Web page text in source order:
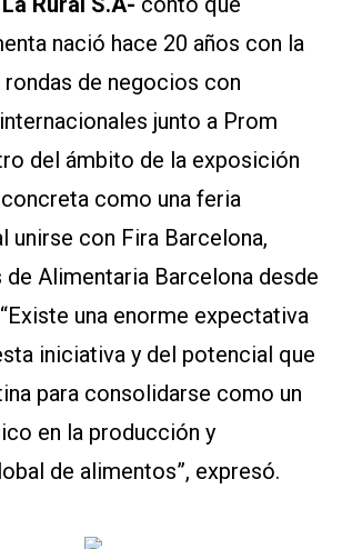
nació hace 20 años con la
de negocios con
junto a Prom
del ámbito de la exposición
concreta como una feria
unirse con Fira Barcelona,
Alimentaria Barcelona desde
una enorme expectativa
iniciativa y del potencial que
para consolidarse como un
en la producción y
de alimentos”, expresó.